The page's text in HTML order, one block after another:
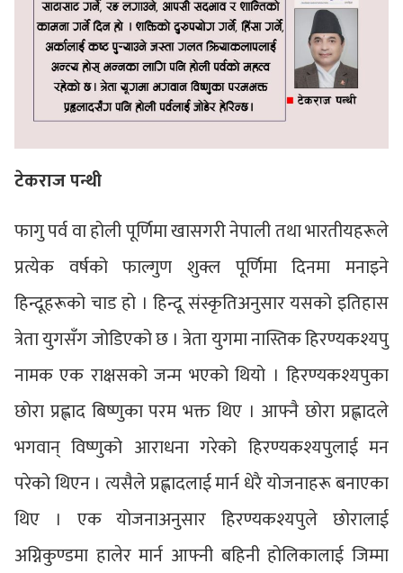
टेकराज पन्थी
फागु पर्व वा होली पूर्णिमा खासगरी नेपाली तथा भारतीयहरूले
प्रत्येक वर्षको फाल्गुण शुक्ल पूर्णिमा दिनमा मनाइने
हिन्दूहरूको चाड हो । हिन्दू संस्कृतिअनुसार यसको इतिहास
त्रेता युगसँग जोडिएको छ । त्रेता युगमा नास्तिक हिरण्यकश्यपु
नामक एक राक्षसको जन्म भएको थियो । हिरण्यकश्यपुका
छोरा प्रह्लाद बिष्णुका परम भक्त थिए । आफ्नै छोरा प्रह्लादले
भगवान् विष्णुको आराधना गरेको हिरण्यकश्यपुलाई मन
परेको थिएन । त्यसैले प्रह्लादलाई मार्न धेरै योजनाहरू बनाएका
थिए । एक योजनाअनुसार हिरण्यकश्यपुले छोरालाई
अग्निकुण्डमा हालेर मार्न आफ्नी बहिनी होलिकालाई जिम्मा